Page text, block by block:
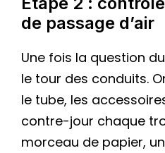
de passage d’air
Une fois la question
le tour des conduits.
le tube, les
contre-jour chaque
morceau de papier,